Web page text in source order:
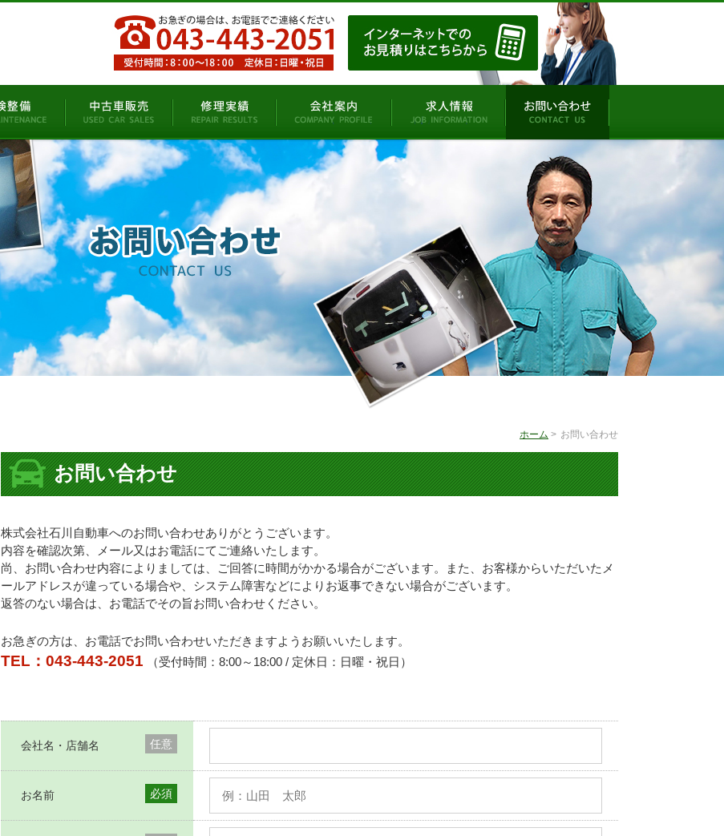
ホーム > お問い合わせ
お問い合わせ
株式会社石川自動車へのお問い合わせありがとうございます。
内容を確認次第、メール又はお電話にてご連絡いたします。
尚、お問い合わせ内容によりましては、ご回答に時間がかかる場合がございます。また、お客様からいただいたメ
ールアドレスが違っている場合や、システム障害などによりお返事できない場合がございます。
返答のない場合は、お電話でその旨お問い合わせください。
お急ぎの方は、お電話でお問い合わせいただきますようお願いいたします。
TEL：043-443-2051 （受付時間：8:00～18:00 / 定休日：日曜・祝日）
会社名・店舗名 任意
お名前 必須